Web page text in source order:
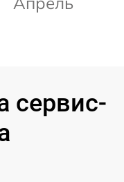
сервис-